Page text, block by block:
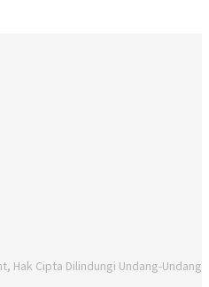
Hak Cipta Dilindungi Undang-Undang